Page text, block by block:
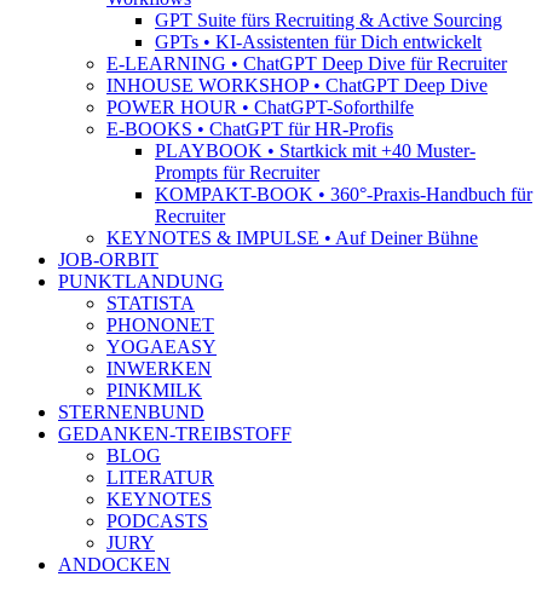
GPT Suite fürs Recruiting & Active Sourcing
GPTs • KI-Assistenten für Dich entwickelt
E-LEARNING • ChatGPT Deep Dive für Recruiter
INHOUSE WORKSHOP • ChatGPT Deep Dive
POWER HOUR • ChatGPT-Soforthilfe
E-BOOKS • ChatGPT für HR-Profis
PLAYBOOK • Startkick mit +40 Muster-
Prompts für Recruiter
KOMPAKT-BOOK • 360°-Praxis-Handbuch für
Recruiter
KEYNOTES & IMPULSE • Auf Deiner Bühne
JOB-ORBIT
PUNKTLANDUNG
STATISTA
PHONONET
YOGAEASY
INWERKEN
PINKMILK
STERNENBUND
GEDANKEN-TREIBSTOFF
BLOG
LITERATUR
KEYNOTES
PODCASTS
JURY
ANDOCKEN